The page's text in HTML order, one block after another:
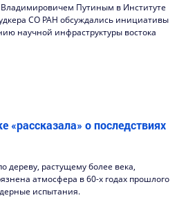
Путиным в Институте
СО РАН обсуждались инициативы
научной инфраструктуры востока
«рассказала» о последствиях
дереву, растущему более века,
атмосфера в 60-х годах прошлого
испытания.